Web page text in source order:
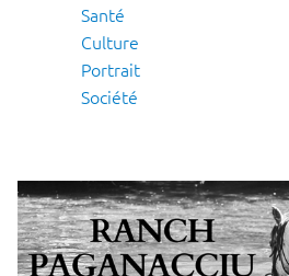
Santé
Culture
Portrait
Société